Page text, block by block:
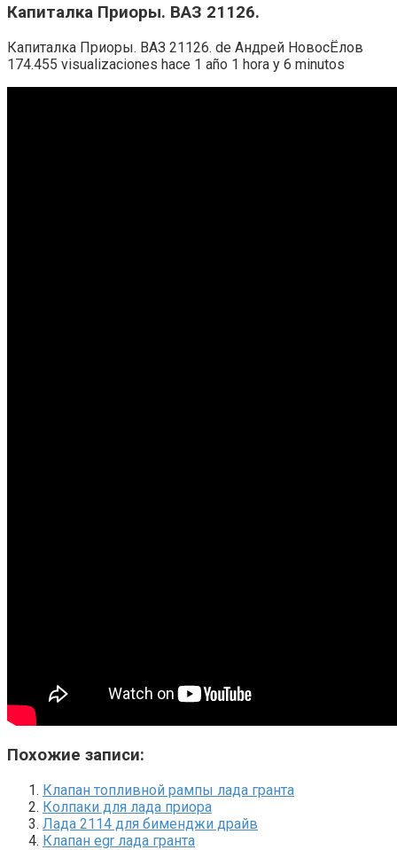
Капиталка Приоры. ВАЗ 21126.
Капиталка Приоры. ВАЗ 21126. de Андрей НовосЁлов
174.455 visualizaciones hace 1 año 1 hora y 6 minutos
Похожие записи:
Клапан топливной рампы лада гранта
Колпаки для лада приора
Лада 2114 для бименджи драйв
Клапан egr лада гранта